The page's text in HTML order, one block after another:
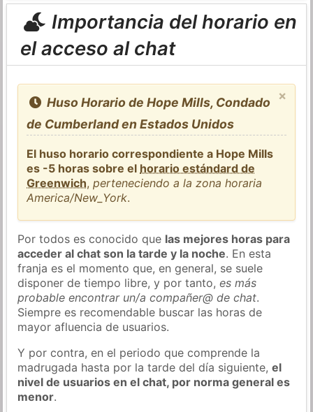
Importancia del horario en
el acceso al chat
×
Huso Horario de Hope Mills, Condado
de Cumberland en Estados Unidos
El huso horario correspondiente a Hope Mills
es -5 horas sobre el horario estándard de
Greenwich,perteneciendo a la zona horaria
America/New_York.
Por todos es conocido que las mejores horas para
acceder al chat son la tarde y la noche. En esta
franja es el momento que, en general, se suele
disponer de tiempo libre, y por tanto,es más
probable encontrar un/a compañer@ de chat.
Siempre es recomendable buscar las horas de
mayor afluencia de usuarios.
Y por contra, en el periodo que comprende la
madrugada hasta por la tarde del día siguiente,el
nivel de usuarios en el chat, por norma general es
menor.